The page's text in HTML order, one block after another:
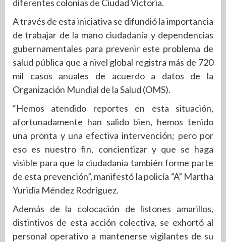
diferentes colonias de Ciudad Victoria.
A través de esta iniciativa se difundió la importancia
de trabajar de la mano ciudadanía y dependencias
gubernamentales para prevenir este problema de
salud pública que a nivel global registra más de 720
mil casos anuales de acuerdo a datos de la
Organización Mundial de la Salud (OMS).
“Hemos atendido reportes en esta situación,
afortunadamente han salido bien, hemos tenido
una pronta y una efectiva intervención; pero por
eso es nuestro fin, concientizar y que se haga
visible para que la ciudadanía también forme parte
de esta prevención”, manifestó la policía “A” Martha
Yuridia Méndez Rodríguez.
Además de la colocación de listones amarillos,
distintivos de esta acción colectiva, se exhortó al
personal operativo a mantenerse vigilantes de su